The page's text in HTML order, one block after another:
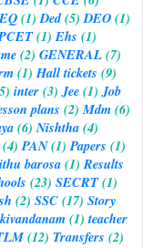
(1) Ded(5) DEO(1)
(1) Ehs (1)
(2) GENERAL(7)
(1) Hall tickets (9)
inter(3) Jee(1) Job
plans (2) Mdm(6)
(6) Nishtha(4)
(4) PAN(1) Papers (1)
barosa(1) Results
(23) SECRT(1)
(2) SSC(17) Story
(1) teacher
(12) Transfers (2)